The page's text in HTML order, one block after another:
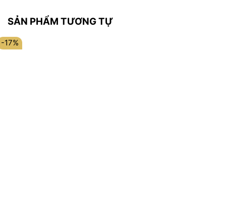
SẢN PHẨM TƯƠNG TỰ
-17%